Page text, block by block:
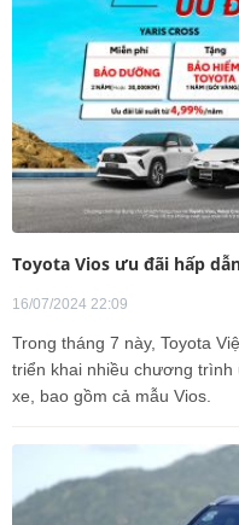
Toyota Vios ưu đãi hấp
16/07/2024 22:09
Trong tháng 7 này, Toyota
triển khai nhiều chương
xe, bao gồm cả mẫu Vios.